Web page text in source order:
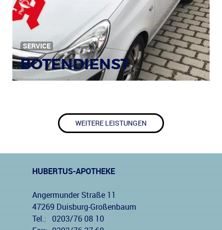
SERVICE
BOTENDIENST
WEITERE LEISTUNGEN
HUBERTUS-APOTHEKE
Angermunder Straße 11
47269 Duisburg-Großenbaum
Tel.:
0203/76 08 10